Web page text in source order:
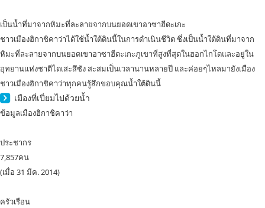
เป็นน้ำที่มาจากหิมะที่ละลายจากบนยอดเขาอาซาฮีดะเกะ
ชาวเมืองฮิกาชิคาว่าได้ใช้น้ำใต้ดินนี้ในการดำเนินชีวิต ซึ่งเป็นน้ำใต้ดินที่มาจาก
หิมะที่ละลายจากบนยอดเขาอาซาฮีดะเกะภูเขาที่สูงที่สุดในฮอกไกโดและอยู่ใน
อุทยานแห่งชาติไดเสะสึซัง สะสมเป็นเวลานานหลายปี และค่อยๆไหลมายังเมือง
ชาวเมืองฮิกาชิคาว่าทุกคนรู้สึกขอบคุณน้ำใต้ดินนี้
เมืองที่เปี่ยมไปด้วยน้ำ
ข้อมูลเมืองฮิกาชิคาว่า
ประชากร
7,857คน
(เมื่อ 31 มีค. 2014)
ครัวเรือน